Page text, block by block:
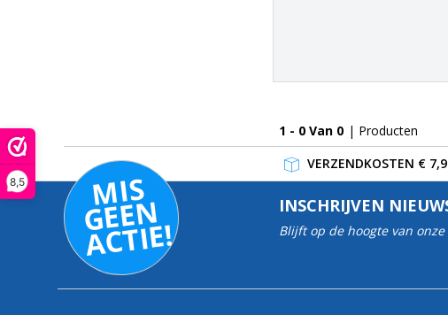
8,5
1 - 0 Van 0 | Producten
VERZENDKOSTEN €
MI
S
G
E
E
N
A
C
TI
E!
INSCHRIJVEN
Blijft op de hoogte van